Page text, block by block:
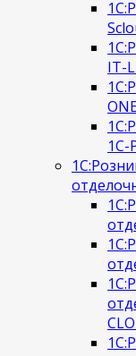
IT-
1С-